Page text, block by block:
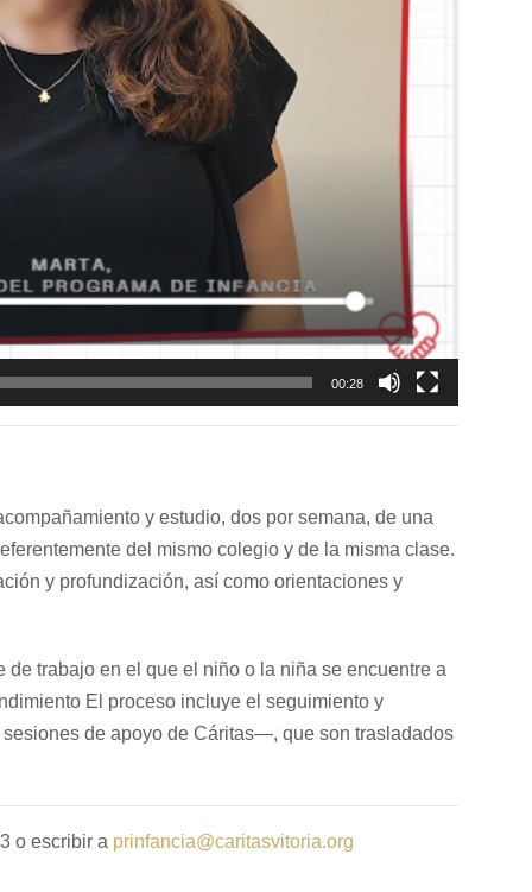
00:28
y estudio, dos por semana, de una
del mismo colegio y de la misma clase.
y profundización, así como orientaciones y
trabajo en el que el niño o la niña se encuentre a
El proceso incluye el seguimiento y
de apoyo de Cáritas—, que son trasladados
o escribir a prinfancia@caritasvitoria.org